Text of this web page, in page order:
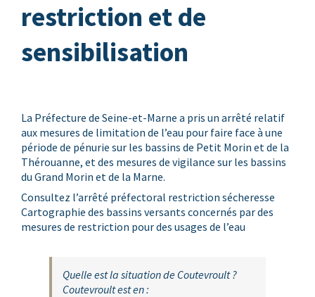
restriction et de
sensibilisation
La Préfecture de Seine-et-Marne a pris un arrêté relatif
aux mesures de limitation de l’eau pour faire face à une
période de pénurie sur les bassins de Petit Morin et de la
Thérouanne, et des mesures de vigilance sur les bassins
du Grand Morin et de la Marne.
Consultez l’arrêté préfectoral restriction sécheresse
Cartographie des bassins versants concernés par des
mesures de restriction pour des usages de l’eau
Quelle est la situation de Coutevroult ?
Coutevroult est en :